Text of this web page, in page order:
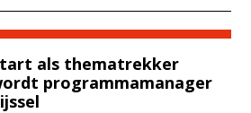
als thematrekker
programmamanager